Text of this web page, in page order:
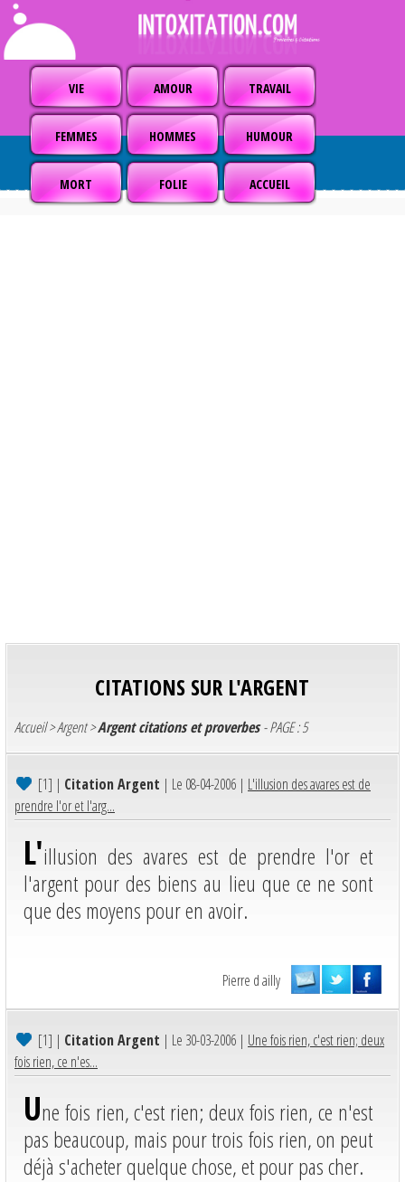
VIE AMOUR TRAVAIL
FEMMES HOMMES HUMOUR
MORT FOLIE ACCUEIL
CITATIONS SUR L'ARGENT
Accueil>Argent>Argent citations et proverbes- PAGE : 5
[1] | Citation Argent | Le 08-04-2006 | L'illusion des avares est de
prendre l'or et l'arg...
L'illusion des avares est de prendre l'or et
l'argent pour des biens au lieu que ce ne sont
que des moyens pour en avoir.
Pierre d ailly
[1] | Citation Argent | Le 30-03-2006 | Une fois rien, c'est rien; deux
fois rien, ce n'es...
Une fois rien, c'est rien; deux fois rien, ce n'est
pas beaucoup, mais pour trois fois rien, on peut
déjà s'acheter quelque chose, et pour pas cher.